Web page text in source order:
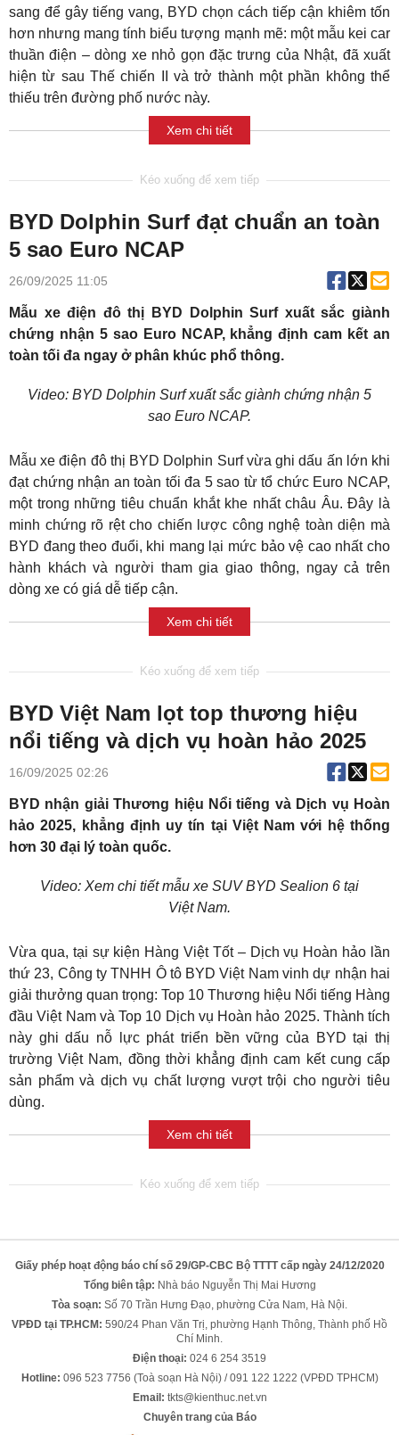
sang để gây tiếng vang, BYD chọn cách tiếp cận khiêm tốn
hơn nhưng mang tính biểu tượng mạnh mẽ: một mẫu kei car
thuần điện – dòng xe nhỏ gọn đặc trưng của Nhật, đã xuất
hiện từ sau Thế chiến II và trở thành một phần không thể
thiếu trên đường phố nước này.
Xem chi tiết
BYD Dolphin Surf đạt chuẩn an toàn
5 sao Euro NCAP
26/09/2025 11:05
Mẫu xe điện đô thị BYD Dolphin Surf xuất sắc giành
chứng nhận 5 sao Euro NCAP, khẳng định cam kết an
toàn tối đa ngay ở phân khúc phổ thông.
Video: BYD Dolphin Surf xuất sắc giành chứng nhận 5
sao Euro NCAP.
Mẫu xe điện đô thị BYD Dolphin Surf vừa ghi dấu ấn lớn khi
đạt chứng nhận an toàn tối đa 5 sao từ tổ chức Euro NCAP,
một trong những tiêu chuẩn khắt khe nhất châu Âu. Đây là
minh chứng rõ rệt cho chiến lược công nghệ toàn diện mà
BYD đang theo đuổi, khi mang lại mức bảo vệ cao nhất cho
hành khách và người tham gia giao thông, ngay cả trên
dòng xe có giá dễ tiếp cận.
Xem chi tiết
BYD Việt Nam lọt top thương hiệu
nổi tiếng và dịch vụ hoàn hảo 2025
16/09/2025 02:26
BYD nhận giải Thương hiệu Nổi tiếng và Dịch vụ Hoàn
hảo 2025, khẳng định uy tín tại Việt Nam với hệ thống
hơn 30 đại lý toàn quốc.
Video: Xem chi tiết mẫu xe SUV BYD Sealion 6 tại
Việt Nam.
Vừa qua, tại sự kiện Hàng Việt Tốt – Dịch vụ Hoàn hảo lần
thứ 23, Công ty TNHH Ô tô BYD Việt Nam vinh dự nhận hai
giải thưởng quan trọng: Top 10 Thương hiệu Nổi tiếng Hàng
đầu Việt Nam và Top 10 Dịch vụ Hoàn hảo 2025. Thành tích
này ghi dấu nỗ lực phát triển bền vững của BYD tại thị
trường Việt Nam, đồng thời khẳng định cam kết cung cấp
sản phẩm và dịch vụ chất lượng vượt trội cho người tiêu
dùng.
Xem chi tiết
Giấy phép hoạt động báo chí số 29/GP-CBC Bộ TTTT cấp ngày 24/12/2020
Tổng biên tập: Nhà báo Nguyễn Thị Mai Hương
Tòa soạn: Số 70 Trần Hưng Đạo, phường Cửa Nam, Hà Nội.
VPĐD tại TP.HCM: 590/24 Phan Văn Trị, phường Hạnh Thông, Thành phố Hồ
Chí Minh.
Điện thoại: 024 6 254 3519
Hotline: 096 523 7756 (Toà soạn Hà Nội) / 091 122 1222 (VPĐD TPHCM)
Email: tkts@kienthuc.net.vn
Chuyên trang của Báo